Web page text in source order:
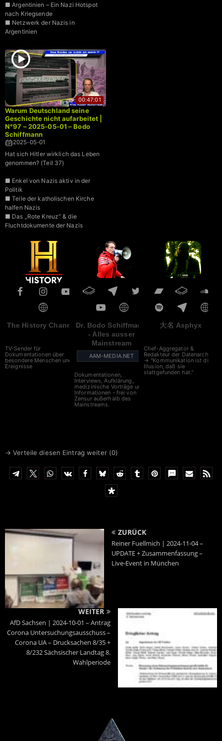
■ Argentinien – Ein Nazi Hotspot
nach Kriegsende
■ Netzwerk der Nazis in
Argentinien
00:47:01
Warum Deutschland seine
Geschichte nicht aufarbeitet |
N°97 – 2025-05-01 – Bodo
Schiffmann
2025-05-01
Hat sich Hitler wirklich das Leben
genommen? (Teil 37)
■ Enkel von Nazis aktiv in der
Politik
■ Teile der katholischen Kirche
halfen Nazis
■ Das „Rote Kreuz“ & die
Fluchtdokumente der Nazis
■ NATO – Gemeinsam gegen
The History Channel
TV-Sender für
Dokumentationen über
besondere Menschen und
Ereignisse
Dr. Bodo Schiffmann
- Alles ausser
Mainstream
AAM-MEDIA.NET
Dokumentationen,
Interviews, Aufklärung,
medizinische Vorträge und
Informationen - frei von
Zensur außerhalb des
Mainstreams.
大名 Asphyx
Chef-Aggregator &
Redakteur der Datenarche
→ "Kommunikation ist die
Illusion, daß sie
stattgefunden hat."
→ Verteile diesen Eintrag weiter (0)
ZURÜCK
Reiner Fuellmich | 2024-11-04 –
UPDATE + Zusammenfassung –
Live-Event in München
WEITER
AfD Sachsen | 2024-10-01 – Antrag
Corona Untersuchungsausschuss –
Corona UA – Drucksachen 8/35 +
8/232 Sächsischer Landtag 8.
Wahlperiode